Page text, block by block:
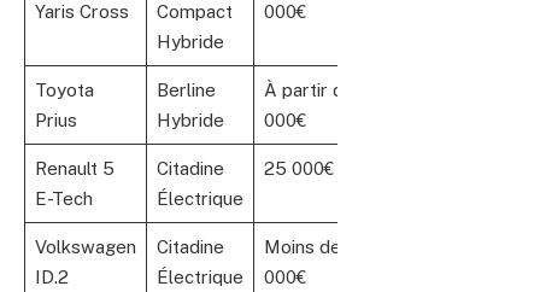
Yaris Cross
Compact
Hybride
000€
Toyota
Prius
Berline
Hybride
À partir de 29
000€
Renault 5
E-Tech
Citadine
Électrique
25 000€
Volkswagen
ID.2
Citadine
Électrique
Moins de 25
000€